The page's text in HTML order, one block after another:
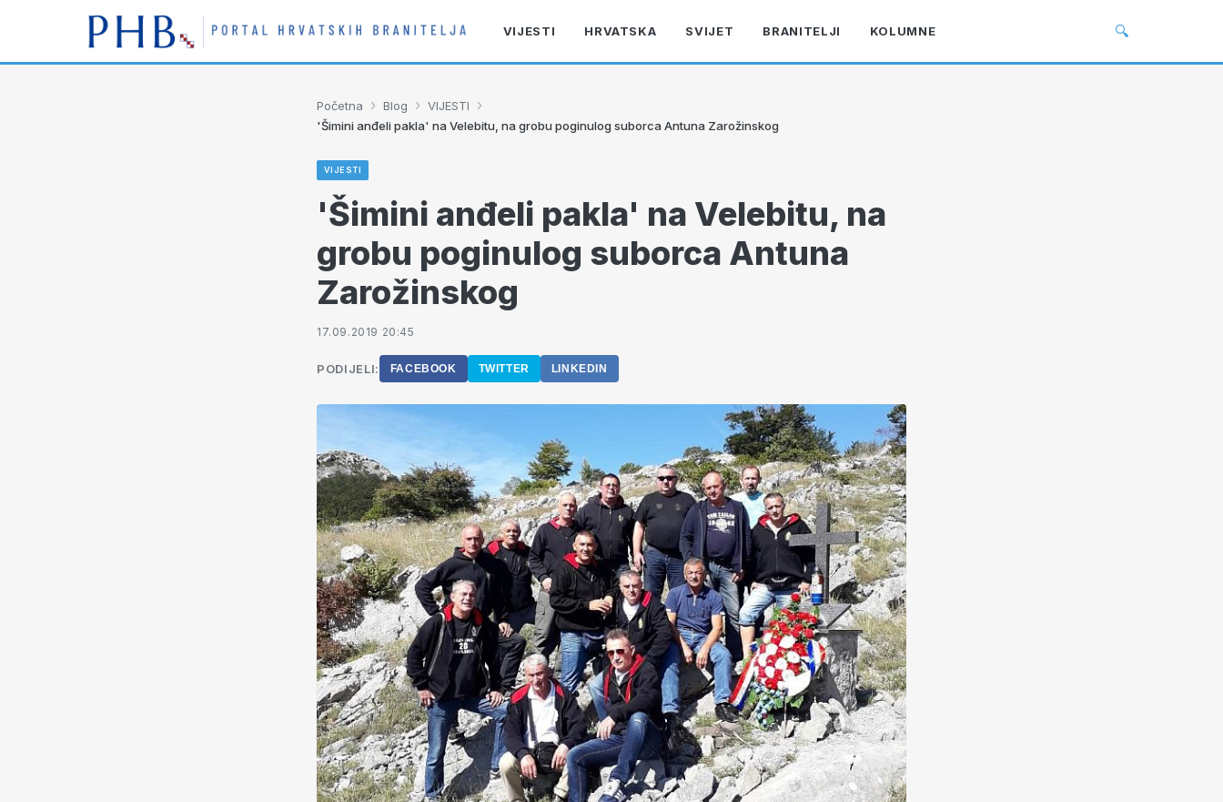
VIJESTI HRVATSKA SVIJET BRANITELJI KOLUMNE 🔍
Početna › Blog › VIJESTI ›
'Šimini anđeli pakla' na Velebitu, na grobu poginulog suborca Antuna Zarožinskog
VIJESTI
'Šimini anđeli pakla' na Velebitu, na
grobu poginulog suborca Antuna
Zarožinskog
17.09.2019 20:45
PODIJELI: FACEBOOK TWITTER LINKEDIN